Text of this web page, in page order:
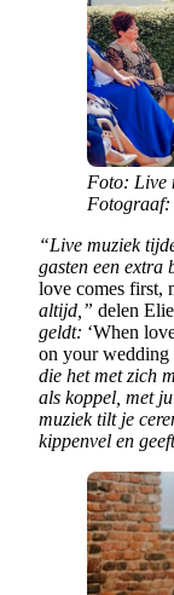
Foto: Live
Fotograaf:
“Live muziek
gasten een extra
love comes first,
altijd,” delen
geldt: ‘When
on your wedding
die het met zich
als koppel, met
muziek tilt je
kippenvel en